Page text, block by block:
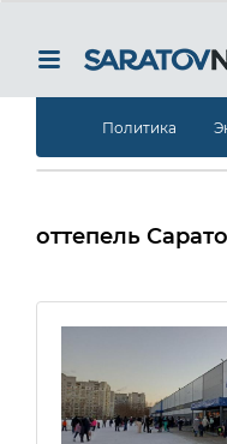
Политика
оттепель